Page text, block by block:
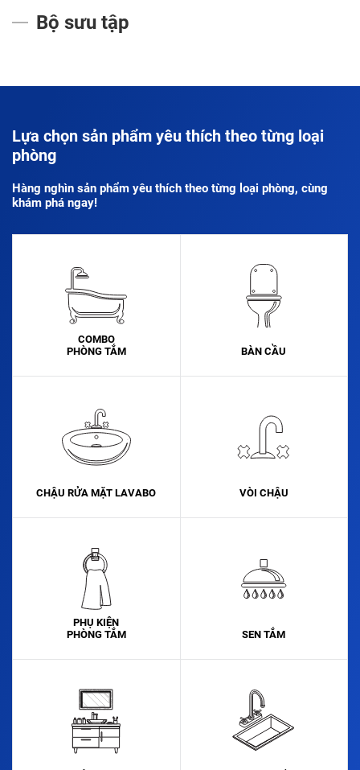
Bộ sưu tập
Lựa chọn sản phẩm yêu thích theo từng loại
phòng
Hàng nghìn sản phẩm yêu thích theo từng loại phòng, cùng
khám phá ngay!
COMBO
PHÒNG TẮM
BÀN CẦU
CHẬU RỬA MẶT LAVABO VÒI CHẬU
PHỤ KIỆN
PHÒNG TẮM
SEN TẮM